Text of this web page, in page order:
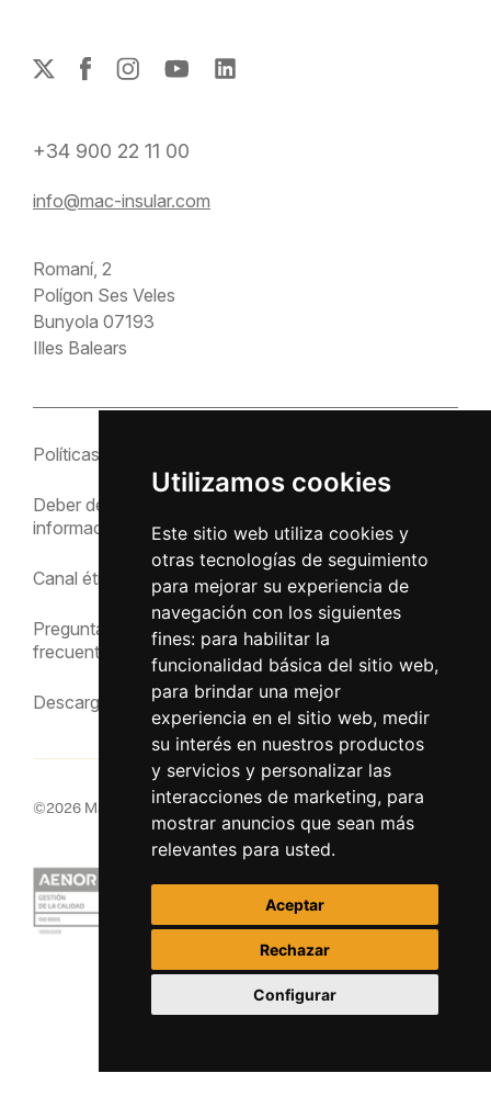
Utilizamos cookies
Este sitio web utiliza cookies y
otras tecnologías de seguimiento
para mejorar su experiencia de
navegación con los siguientes
fines: para habilitar la
funcionalidad básica del sitio web,
para brindar una mejor
experiencia en el sitio web, medir
su interés en nuestros productos
y servicios y personalizar las
interacciones de marketing, para
mostrar anuncios que sean más
relevantes para usted.
Aceptar
Rechazar
Configurar
+34 900 22 11 00
info@mac-insular.com
Romaní, 2
Polígon Ses Veles
Bunyola 07193
Illes Balears
Políticas
Deber de
información
Canal ético
Preguntas
frecuentes
Descargas
Política de privacidad
Aviso Legal
©2026 MacInsular.Derechos reservados.